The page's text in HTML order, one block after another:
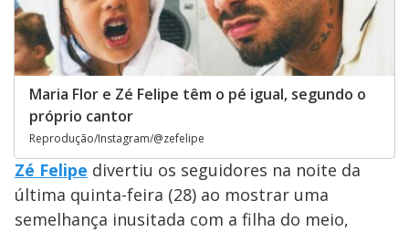
Maria Flor e Zé Felipe têm o pé igual, segundo o
próprio cantor
Reprodução/Instagram/@zefelipe
Zé Felipe divertiu os seguidores na noite da
última quinta-feira (28) ao mostrar uma
semelhança inusitada com a filha do meio,